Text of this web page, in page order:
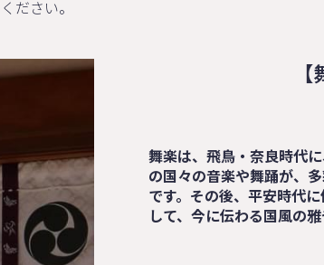
ださい。
舞楽は、飛鳥・奈良時代
の国々の音楽や舞踊が、
です。 その後、平安時代
して、 今に伝わる国風の